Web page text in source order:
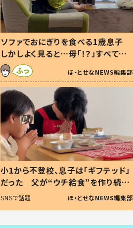
ソファでおにぎりを食べる1歳息子
しかしよく見ると…母「！？」すべてを
察した母の投稿に「可愛いから許
す！」「現行犯〜」
ほ・とせなNEWS編集部
小1から不登校、息子は「ギフテッド」
だった 父が“ウチ給食”を作り続け
る理由とは #令和の親 #令和の子
SNSで話題 ほ・とせなNEWS編集部